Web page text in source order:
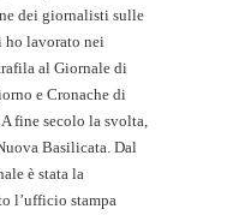
dei giornalisti sulle
ho lavorato nei
al Giornale di
e Cronache di
fine secolo la svolta,
Basilicata. Dal
è stata la
l’ufficio stampa